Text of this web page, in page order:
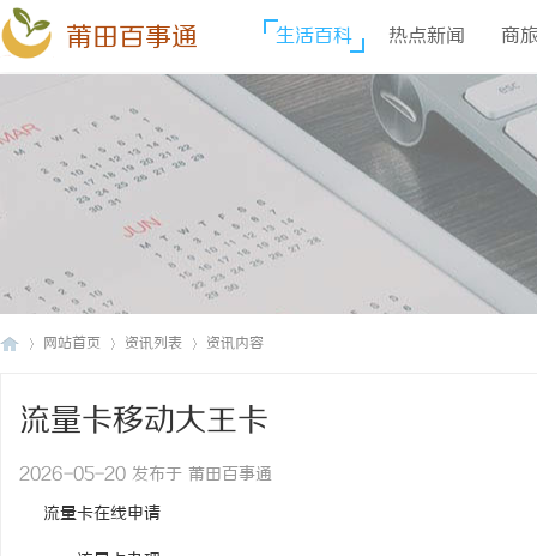
莆田百事通 生活百科 热点新闻 商
网站首页 资讯列表 资讯内容
流量卡移动大王卡
2026-05-20 发布于 莆田百事通
流量卡在线申请